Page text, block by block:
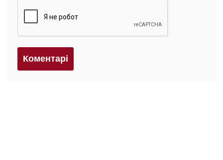
Коментарi